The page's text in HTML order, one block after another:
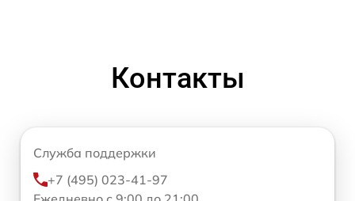
Контакты
Служба поддержки
+7 (495) 023-41-97